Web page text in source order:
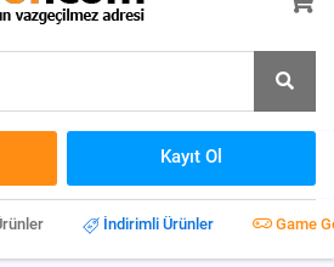
Kayıt Ol
İndirimli Ürünler Game